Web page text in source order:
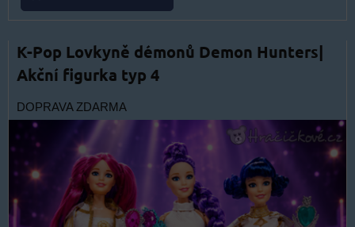
K-Pop Lovkyně démonů Demon Hunters|
Akční figurka typ 4
DOPRAVA ZDARMA